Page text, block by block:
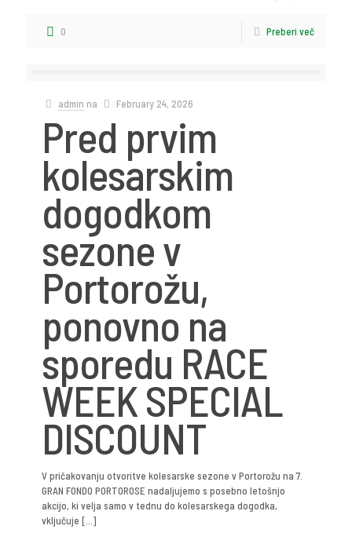
0 Preberi več
admin na February 24, 2026
Pred prvim
kolesarskim
dogodkom
sezone v
Portorožu,
ponovno na
sporedu RACE
WEEK SPECIAL
DISCOUNT
V pričakovanju otvoritve kolesarske sezone v Portorožu na 7.
GRAN FONDO PORTOROSE nadaljujemo s posebno letošnjo
akcijo, ki velja samo v tednu do kolesarskega dogodka,
vključuje […]